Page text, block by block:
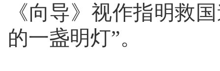
《向导》视作指明救
的一盏明灯”。